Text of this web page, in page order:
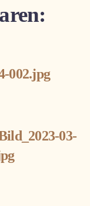
002.jpg
03-